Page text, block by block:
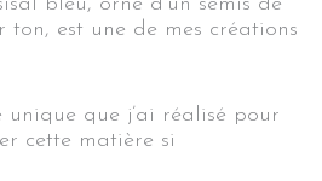
ton, est une de mes créations
unique que j’ai réalisé pour
cette matière si